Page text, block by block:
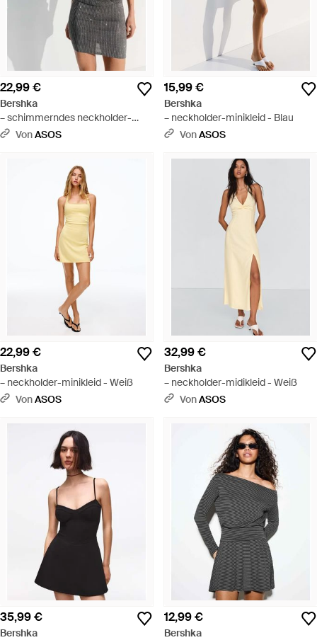
22,99 €
Bershka
– schimmerndes neckholder-
minikleid - Schwarz
VonASOS
15,99 €
Bershka
– neckholder-minikleid - Blau
VonASOS
22,99 €
Bershka
– neckholder-minikleid - Weiß
VonASOS
32,99 €
Bershka
– neckholder-midikleid - Weiß
VonASOS
35,99 €
Bershka
12,99 €
Bershka